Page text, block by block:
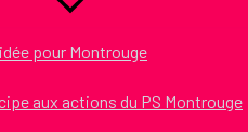
pour Montrouge
aux actions du PS Montrouge